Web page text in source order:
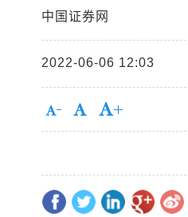
中国证券网
2022-06-06 12:03